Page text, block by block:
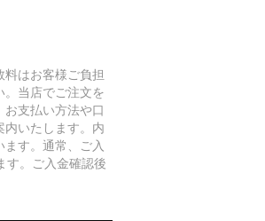
はお客様ご負担
。当店でご注文を
支払い方法や口
いたします。内
す。通常、ご入
す。ご入金確認後